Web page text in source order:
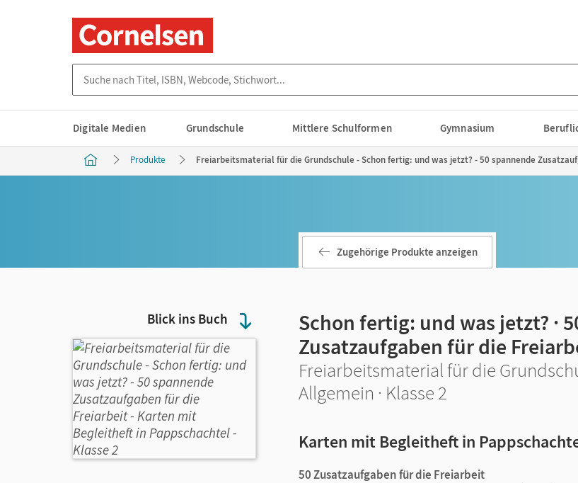
Digitale Medien Grundschule Mittlere Schulformen Gymnasium
Produkte Freiarbeitsmaterial für die Grundschule - Schon fertig: und was jetzt? - 50 spannende
Blick ins Buch
Zugehörige Produkte anzeigen
Schon fertig: und was jetzt? ·
Zusatzaufgaben für die
Freiarbeitsmaterial für die
Allgemein · Klasse 2
Karten mit Begleitheft in
50 Zusatzaufgaben für die Freiarbeit